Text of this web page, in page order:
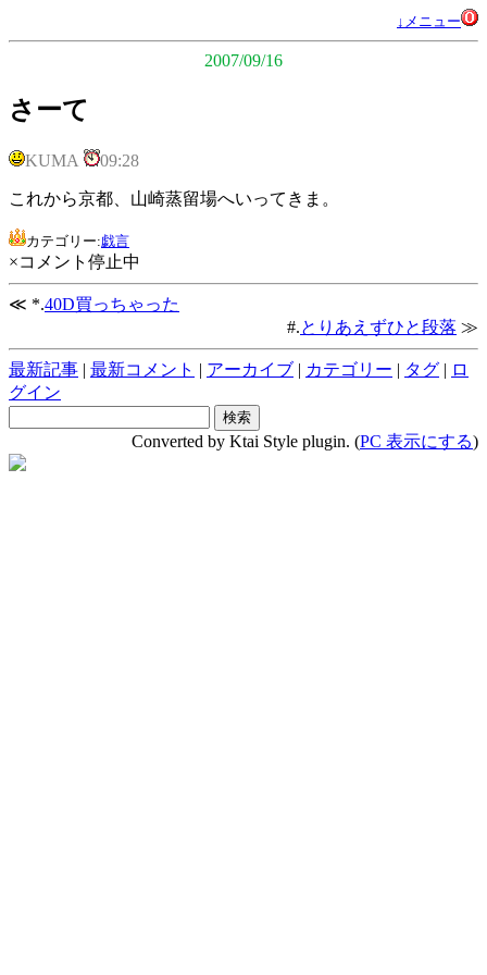
↓メニュー
2007/09/16
さーて
KUMA 09:28
これから京都、山崎蒸留場へいってきま。
カテゴリー:戯言
×コメント停止中
≪ *.40D買っちゃった
#.とりあえずひと段落 ≫
最新記事 | 最新コメント | アーカイブ | カテゴリー | タグ | ロ
グイン
Converted by Ktai Style plugin. (PC 表示にする)